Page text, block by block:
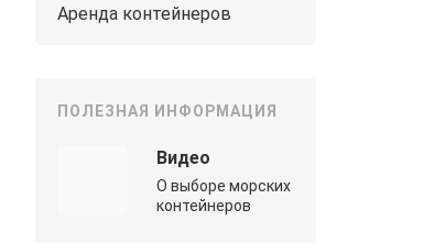
Аренда контейнеров
ПОЛЕЗНАЯ ИНФОРМАЦИЯ
Видео
О выборе морских
контейнеров